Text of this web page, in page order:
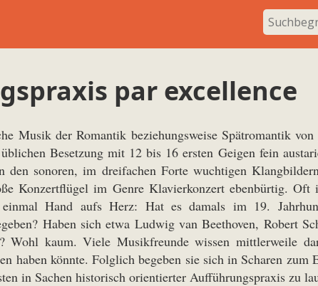
par excellence
Musik der Romantik beziehungsweise Spätromantik
Besetzung mit 12 bis 16 ersten Geigen fein
den sonoren, im dreifachen Forte wuchtigen
Konzertflügel im Genre Klavierkonzert ebenbürtig.
einmal Hand aufs Herz: Hat es damals im 19.
Haben sich etwa Ludwig van Beethoven, Robert
Wohl kaum. Viele Musikfreunde wissen mittlerweile
haben könnte. Folglich begeben sie sich in Scharen
in Sachen historisch orientierter Aufführungspraxis zu